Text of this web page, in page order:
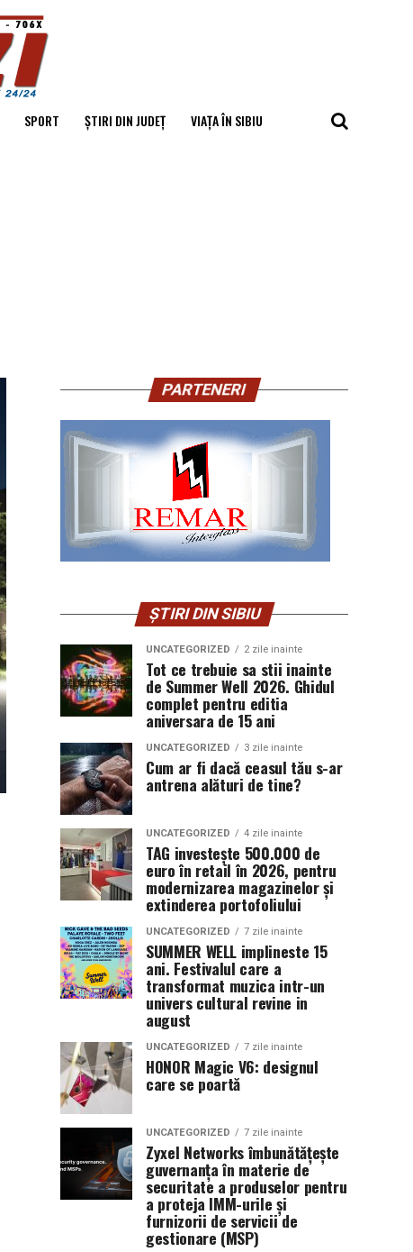
SPORT ȘTIRI DIN JUDEȚ VIAȚA ÎN SIBIU
PARTENERI
ȘTIRI DIN SIBIU
UNCATEGORIZED 2 zile inainte
Tot ce trebuie sa stii inainte
de Summer Well 2026. Ghidul
complet pentru editia
aniversara de 15 ani
UNCATEGORIZED 3 zile inainte
Cum ar fi dacă ceasul tău s-ar
antrena alături de tine?
UNCATEGORIZED 4 zile inainte
TAG investește 500.000 de
euro în retail în 2026, pentru
modernizarea magazinelor și
extinderea portofoliului
UNCATEGORIZED 7 zile inainte
SUMMER WELL implineste 15
ani. Festivalul care a
transformat muzica intr-un
univers cultural revine in
august
UNCATEGORIZED 7 zile inainte
HONOR Magic V6: designul
care se poartă
UNCATEGORIZED 7 zile inainte
Zyxel Networks îmbunătățește
guvernanța în materie de
securitate a produselor pentru
a proteja IMM-urile și
furnizorii de servicii de
gestionare (MSP)